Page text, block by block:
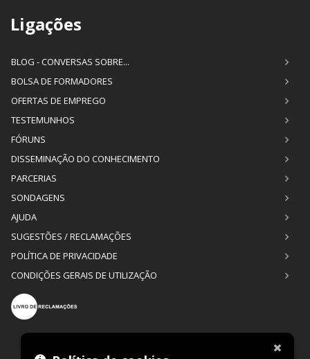
Ligações
BLOG - CONVERSAS SOBRE...
BOLSA DE FORMADORES
OFERTAS DE EMPREGO
TESTEMUNHOS
FÓRUNS
DISSEMINAÇÃO DO CONHECIMENTO
PARCERIAS
SONDAGENS
AJUDA
SUGESTÕES / RECLAMAÇÕES
POLÍTICA DE PRIVACIDADE
CONDIÇÕES GERAIS DE UTILIZAÇÃO